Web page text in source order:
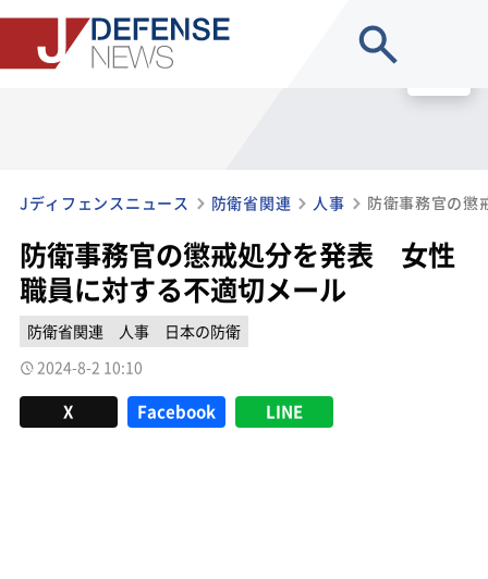
Jディフェンスニュース 防衛省関連 人事
防衛事務官の懲戒処分を発表 女性
職員に対する不適切メール
防衛省関連 人事
日本の防衛
2024-8-2 10:10
X Facebook LINE